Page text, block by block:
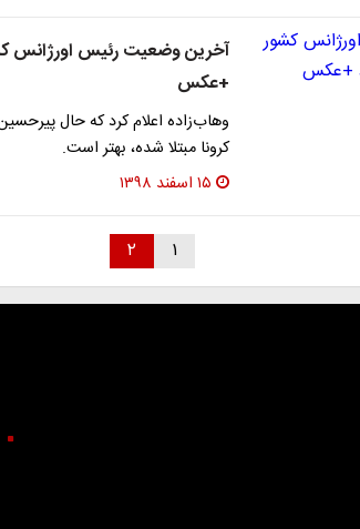
آخرین وضعیت رئیس اورژانس
+عکس
وهاب‌زاده اعلام کرد که حال
کرونا مبتلا شده، بهتر است.
۱۵ اسفند ۱۳۹۸
۱ ۲